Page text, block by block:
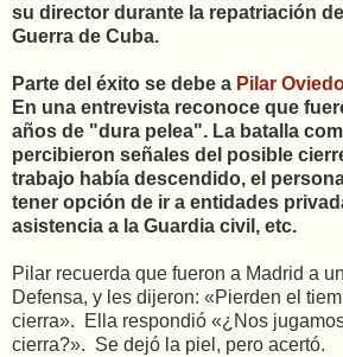
su director durante la repatriación
Guerra de Cuba.
Parte del éxito se debe a Pilar
En una entrevista reconoce que
años de "dura pelea". La batalla
percibieron señales del posible
trabajo había descendido, el
tener opción de ir a entidades
asistencia a la Guardia civil, etc.
Pilar recuerda que fueron a Madrid a
Defensa, y les dijeron: «Pierden el
cierra». Ella respondió «¿Nos
cierra?». Se dejó la piel, pero acertó.